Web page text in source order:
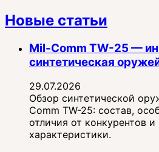
Новые статьи
Mil-Comm TW-25 —
синтетическая
29.07.2026
Обзор синтетической
Comm TW-25: состав,
отличия от конкурентов
характеристики.